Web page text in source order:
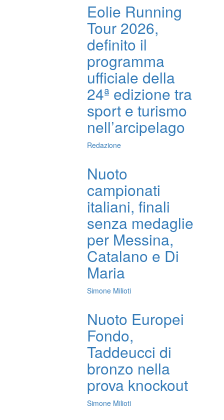
Eolie Running
Tour 2026,
definito il
programma
ufficiale della
24ª edizione tra
sport e turismo
nell’arcipelago
Redazione
Nuoto
campionati
italiani, finali
senza medaglie
per Messina,
Catalano e Di
Maria
Simone Milioti
Nuoto Europei
Fondo,
Taddeucci di
bronzo nella
prova knockout
Simone Milioti